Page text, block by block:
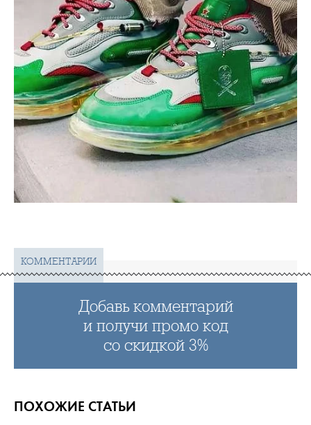
КОММЕНТАРИИ
Добавь комментарий
и получи промо код
со скидкой 3%
ПОХОЖИЕ СТАТЬИ